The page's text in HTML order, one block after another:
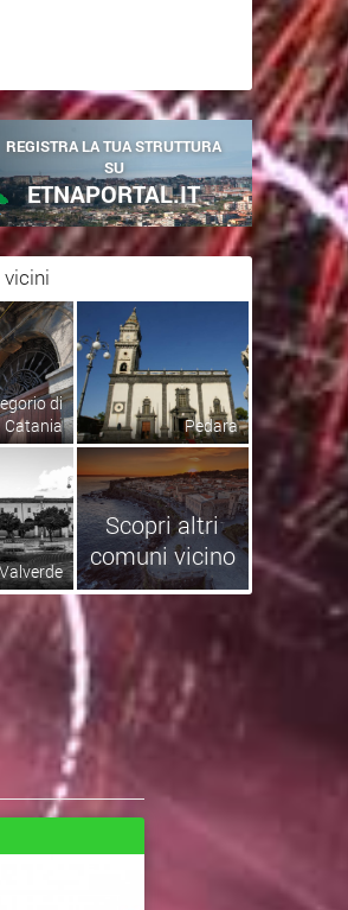
REGISTRA LA TUA STRUTTURA
SU
ETNAPORTAL.IT
vicini
di
Catania
Pedara
Valverde
Scopri altri
comuni vicino